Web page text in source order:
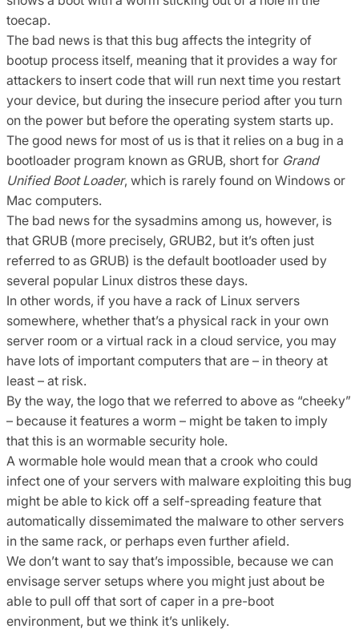
toecap.
The bad news is that this bug affects the integrity of
bootup process itself, meaning that it provides a way for
attackers to insert code that will run next time you restart
your device, but during the insecure period after you turn
on the power but before the operating system starts up.
The good news for most of us is that it relies on a bug in a
bootloader program known as GRUB, short for Grand
Unified Boot Loader, which is rarely found on Windows or
Mac computers.
The bad news for the sysadmins among us, however, is
that GRUB (more precisely, GRUB2, but it’s often just
referred to as GRUB) is the default bootloader used by
several popular Linux distros these days.
In other words, if you have a rack of Linux servers
somewhere, whether that’s a physical rack in your own
server room or a virtual rack in a cloud service, you may
have lots of important computers that are – in theory at
least – at risk.
By the way, the logo that we referred to above as “cheeky”
– because it features a worm – might be taken to imply
that this is an wormable security hole.
A wormable hole would mean that a crook who could
infect one of your servers with malware exploiting this bug
might be able to kick off a self-spreading feature that
automatically dissemimated the malware to other servers
in the same rack, or perhaps even further afield.
We don’t want to say that’s impossible, because we can
envisage server setups where you might just about be
able to pull off that sort of caper in a pre-boot
environment, but we think it’s unlikely.